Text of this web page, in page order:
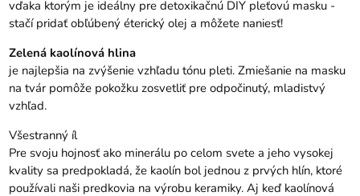
vďaka ktorým je ideálny pre detoxikačnú DIY pleťovú masku -
stačí pridať obľúbený éterický olej a môžete naniesť!
Zelená kaolínová hlina
je najlepšia na zvýšenie vzhľadu tónu pleti. Zmiešanie na masku
na tvár pomôže pokožku zosvetliť pre odpočinutý, mladistvý
vzhľad.
Všestranný íl
Pre svoju hojnosť ako minerálu po celom svete a jeho vysokej
kvality sa predpokladá, že kaolín bol jednou z prvých hlín, ktoré
používali naši predkovia na výrobu keramiky. Aj keď kaolínová